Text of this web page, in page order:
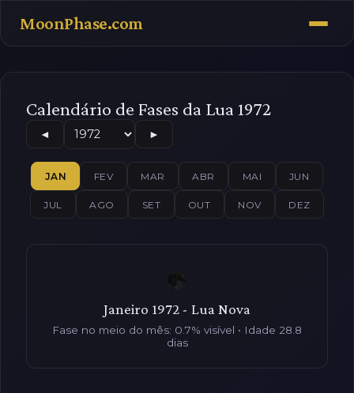
MoonPhase.com
Calendário de Fases da Lua 1972
◄ ►
JAN FEV MAR ABR MAI JUN
JUL AGO SET OUT NOV DEZ
Janeiro 1972 - Lua Nova
Fase no meio do mês: 0.7% visível • Idade 28.8
dias